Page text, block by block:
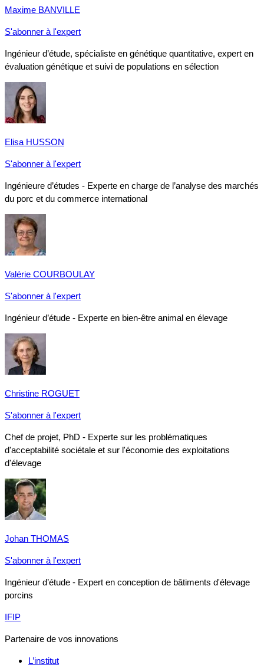
Maxime BANVILLE
S'abonner à l'expert
Ingénieur d’étude, spécialiste en génétique quantitative, expert en
évaluation génétique et suivi de populations en sélection
Elisa HUSSON
S'abonner à l'expert
Ingénieure d’études - Experte en charge de l’analyse des marchés
du porc et du commerce international
Valérie COURBOULAY
S'abonner à l'expert
Ingénieur d’étude - Experte en bien-être animal en élevage
Christine ROGUET
S'abonner à l'expert
Chef de projet, PhD - Experte sur les problématiques
d'acceptabilité sociétale et sur l'économie des exploitations
d'élevage
Johan THOMAS
S'abonner à l'expert
Ingénieur d’étude - Expert en conception de bâtiments d'élevage
porcins
IFIP
Partenaire de vos innovations
L’institut